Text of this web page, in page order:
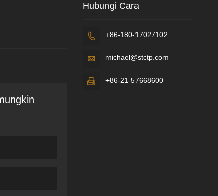
Hubungi Cara
 +86-180-17027102
 michael@stctp.com
 +86-21-57668600